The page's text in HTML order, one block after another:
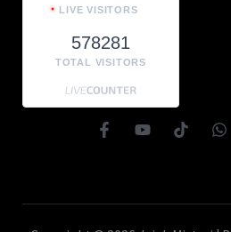
LIVE VISITORS
578281
TOTAL VISITORS